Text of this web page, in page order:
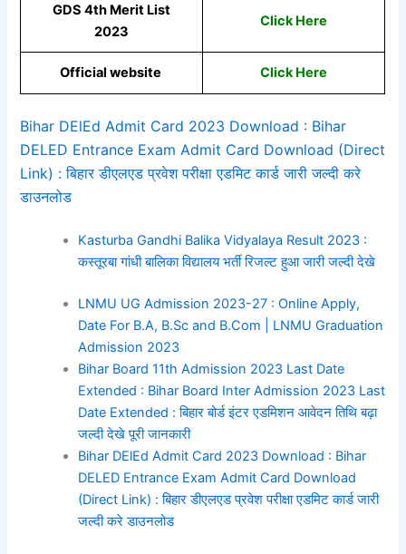
GDS 4th Merit List
2023
Click Here
Official website Click Here
Bihar DElEd Admit Card 2023 Download : Bihar
DELED Entrance Exam Admit Card Download (Direct
Link) : बिहार डीएलएड प्रवेश परीक्षा एडमिट कार्ड जारी जल्दी करे
डाउनलोड
Kasturba Gandhi Balika Vidyalaya Result 2023 :
कस्तूरबा गांधी बालिका विद्यालय भर्ती रिजल्ट हुआ जारी जल्दी देखे
LNMU UG Admission 2023-27 : Online Apply,
Date For B.A, B.Sc and B.Com | LNMU Graduation
Admission 2023
Bihar Board 11th Admission 2023 Last Date
Extended : Bihar Board Inter Admission 2023 Last
Date Extended : बिहार बोर्ड इंटर एडमिशन आवेदन तिथि बढ़ा
जल्दी देखे पूरी जानकारी
Bihar DElEd Admit Card 2023 Download : Bihar
DELED Entrance Exam Admit Card Download
(Direct Link) : बिहार डीएलएड प्रवेश परीक्षा एडमिट कार्ड जारी
जल्दी करे डाउनलोड